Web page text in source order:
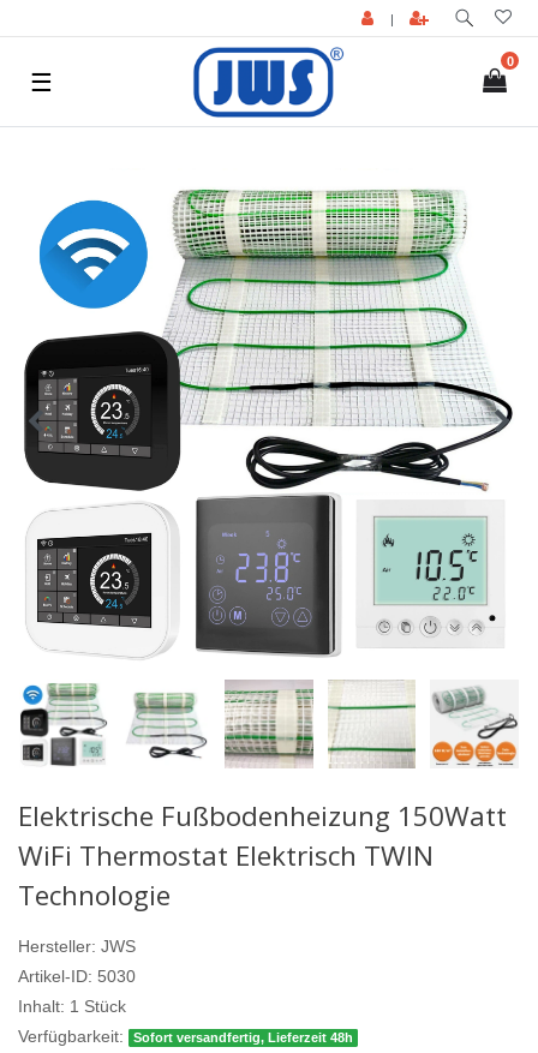
|
0
☰
Elektrische Fußbodenheizung 150Watt
WiFi Thermostat Elektrisch TWIN
Technologie
Hersteller: JWS
Artikel-ID: 5030
Inhalt: 1 Stück
Verfügbarkeit:
Sofort versandfertig, Lieferzeit 48h